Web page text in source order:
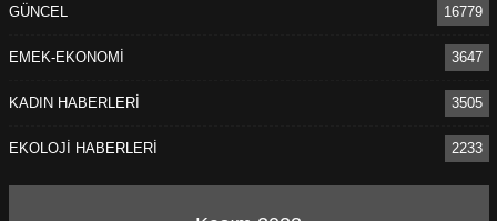
GÜNCEL 16779
EMEK-EKONOMİ 3647
KADIN HABERLERİ 3505
EKOLOJİ HABERLERİ 2233